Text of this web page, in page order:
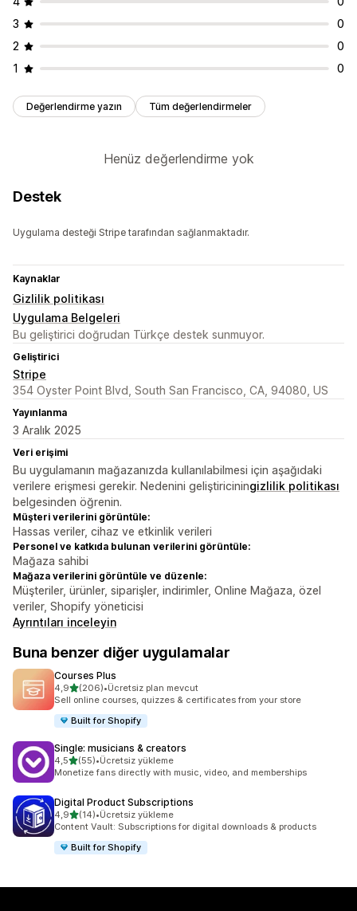
3
0
2
0
1
0
Değerlendirme yazın Tüm değerlendirmeler
Henüz değerlendirme yok
Destek
Uygulama desteği Stripe tarafından sağlanmaktadır.
Kaynaklar
Gizlilik politikası
Uygulama Belgeleri
Bu geliştirici doğrudan Türkçe destek sunmuyor.
Geliştirici
Stripe
354 Oyster Point Blvd, South San Francisco, CA, 94080, US
Yayınlanma
3 Aralık 2025
Veri erişimi
Bu uygulamanın mağazanızda kullanılabilmesi için aşağıdaki
verilere erişmesi gerekir. Nedenini geliştiriciningizlilik politikası
belgesinden öğrenin.
Müşteri verilerini görüntüle:
Hassas veriler, cihaz ve etkinlik verileri
Personel ve katkıda bulunan verilerini görüntüle:
Mağaza sahibi
Mağaza verilerini görüntüle ve düzenle:
Müşteriler, ürünler, siparişler, indirimler, Online Mağaza, özel
veriler, Shopify yöneticisi
Ayrıntıları inceleyin
Buna benzer diğer uygulamalar
Courses Plus
4,95 yıldız üzerinden
(206)
toplam 206 değerlendirme
•Ücretsiz plan mevcut
Sell online courses, quizzes & certificates from your store
Built for Shopify
Single: musicians & creators
4,55 yıldız üzerinden
(55)
toplam 55 değerlendirme
•Ücretsiz yükleme
Monetize fans directly with music, video, and memberships
Digital Product Subscriptions
4,95 yıldız üzerinden
(14)
toplam 14 değerlendirme
•Ücretsiz yükleme
Content Vault: Subscriptions for digital downloads & products
Built for Shopify